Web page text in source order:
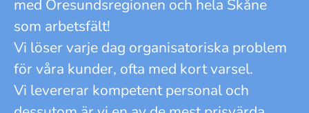
med Öresundsregionen och hela Skåne
som arbetsfält!
Vi löser varje dag organisatoriska problem
för våra kunder, ofta med kort varsel.
Vi levererar kompetent personal och